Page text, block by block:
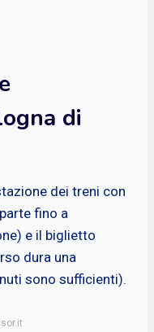
di
dei treni con
fino a
e il biglietto
dura una
sono sufficienti).